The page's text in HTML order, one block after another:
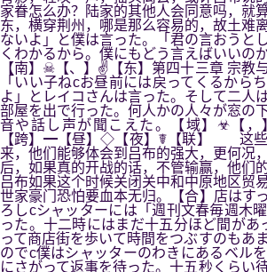
家眷怎么办？陆家的其他人会同意吗，就
东，横穿荆州，哪是那么容易的，故土难
ないよ」と僕は言った。「君の言おうと
くわかるから。僕にもどう言えばいいの
【南】☠【、】✌【东】第四十三章 宗教
「いい子ねcお昼前には戻ってくるから
よ」とレイコさんは言った。そして二人
部屋を出で行った。何人かの人々が窓の
音や話し声が聞こえた。【域】☣【
【跨】━【昼】◇【夜】☤【联】 这些
来，他们能够体会到吕布的强大，更何况
后，如果真的开战的话，不管输赢，他们
吕布如果这个时候关闭关中和中原地区贸
世家豪门恐怕要血本无归。【合】店はす
ろしcシャッターには「週刊文春毎週木
った。十二時にはまだ十五分ほど間があ
って商店街を歩いて時間をつぶすのもあ
のでc僕はシャッターのわきにあるベル
にさがって返事を待った。十五秒くらい